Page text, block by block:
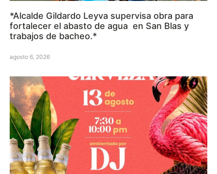
*Alcalde Gildardo Leyva supervisa obra para
fortalecer el abasto de agua en San Blas y
trabajos de bacheo.*
agosto 6, 2026